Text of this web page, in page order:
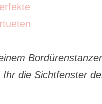
die Sichtfenster